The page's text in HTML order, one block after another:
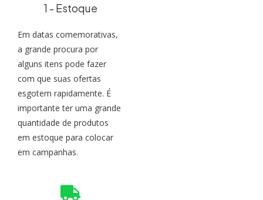
1 - Estoque
Em datas comemorativas,
a grande procura por
alguns itens pode fazer
com que suas ofertas
esgotem rapidamente. É
importante ter uma grande
quantidade de produtos
em estoque para colocar
em campanhas.